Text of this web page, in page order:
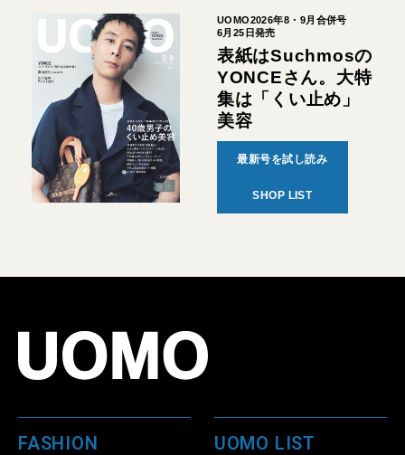
UOMO2026年8・9月合併号
6月25日発売
表紙はSuchmosの
YONCEさん。大特
集は「くい止め」
美容
最新号を試し読み
SHOP LIST
FASHION UOMO LIST